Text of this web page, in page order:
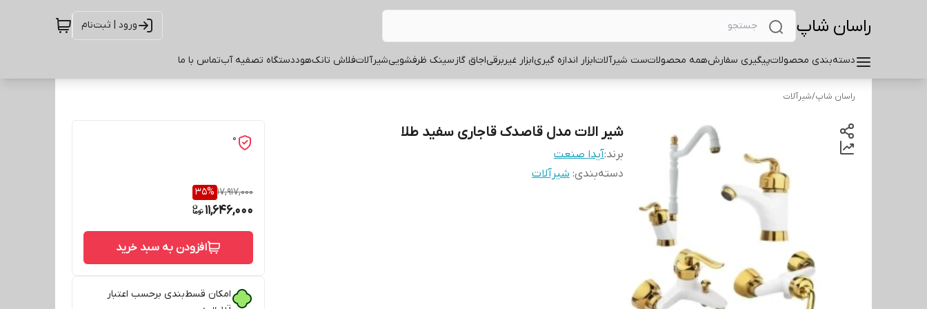
راسان شاپ ورود | ثبت‌نام
دسته‌بندی محصولاتپیگیری سفارشهمه محصولاتست شیرآلاتابزار اندازه گیریابزار غیربرقیاجاق گازسینک ظرفشوییشیرآلاتفلاش تانکهوددستگاه تصفیه آبتماس با ما
راسان شاپ/شیرآلات
شیر الات مدل قاصدک قاجاری سفید طلا
برند:آیدا صنعت
دسته‌بندی: شیرآلات
0
17,917,000
35%
11,646,000
افزودن به سبد خرید
امکان قسط‌بندی برحسب اعتبار